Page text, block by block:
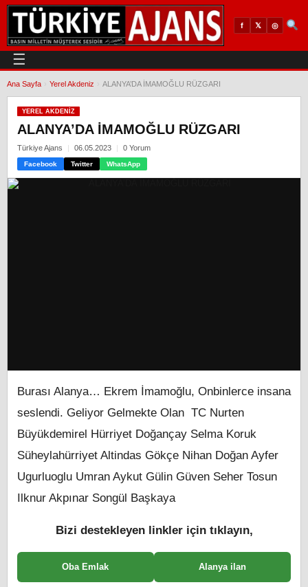
f 𝕏 ◎
☰
Ana Sayfa Yerel Akdeniz ALANYA’DA İMAMOĞLU RÜZGARI
YEREL AKDENIZ
ALANYA’DA İMAMOĞLU RÜZGARI
Türkiye Ajans 06.05.2023 0 Yorum
Facebook Twitter WhatsApp
Burası Alanya… Ekrem İmamoğlu, Onbinlerce insana
seslendi. Geliyor Gelmekte Olan TC Nurten
Büyükdemirel Hürriyet Doğançay Selma Koruk
Süheylahürriyet Altindas Gökçe Nihan Doğan Ayfer
Ugurluoglu Umran Aykut Gülin Güven Seher Tosun
Ilknur Akpınar Songül Başkaya
Bizi destekleyen linkler için tıklayın,
Oba Emlak Alanya ilan